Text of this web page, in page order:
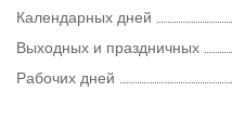
Календарных дней
Выходных и праздничных
Рабочих дней